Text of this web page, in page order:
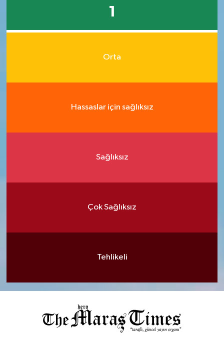
1
Orta
Hassaslar için sağlıksız
Sağlıksız
Çok Sağlıksız
Tehlikeli